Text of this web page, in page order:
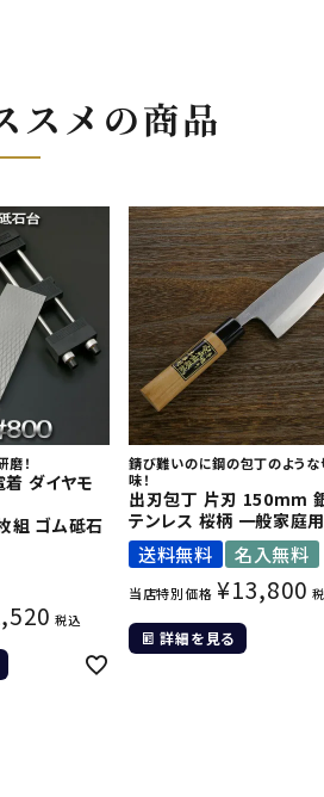
スメの商品
！
着 ダイヤモ
組 ゴム砥石
税込
錆び難いのに鋼の包丁のような
味！
出刃包丁 片刃 150mm
テンレス 桜柄 一般家庭用
送料無料 名入無料
当店特別価格 ¥13,800
詳細を見る